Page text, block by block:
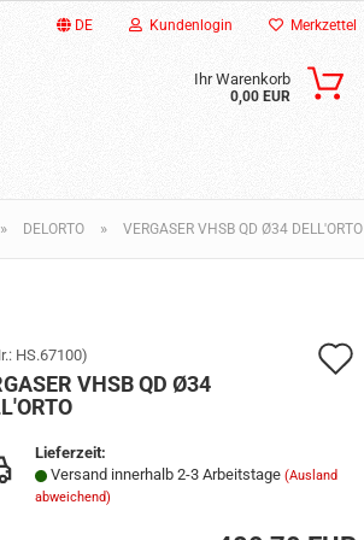
DE Kundenlogin Merkzettel
Ihr Warenkorb
0,00 EUR
» DELORTO » VERGASER VHSB QD Ø34 DELL'ORTO
HS.67100)
VHSB QD Ø34
Lieferzeit:
Versand innerhalb 2-3 Arbeitstage(Ausland
abweichend)